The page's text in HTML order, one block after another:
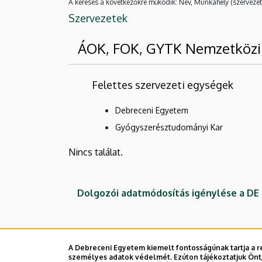
A keresés a következőkre működik: Név, Munkahely
Szervezetek
ÁOK, FOK, GYTK
Felettes szervezeti egységek
Debreceni Egyetem
Gyógyszerésztudományi Kar
Nincs találat.
Dolgozói adatmódosítás igénylése a
A Debreceni Egyetem kiemelt fontosságúnak tartja
személyes adatok védelmét. Ezúton tájékoztatjuk